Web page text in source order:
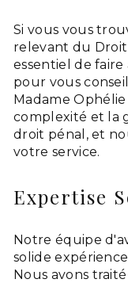
Si vous vous
relevant du Droit
essentiel de faire
pour vous
Madame
complexité et la
droit pénal, et
votre service.
Expertise
Notre équipe
solide
Nous avons